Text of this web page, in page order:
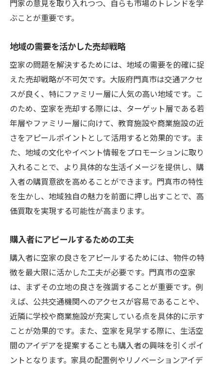
門家の意見を取り入れつつ、自らも市場のトレンドを学
ぶことが重要です。
地域の需要を活かした売却戦略
空家の問題を解決するためには、地域の需要を的確に捉
えた売却戦略が不可欠です。大阪府門真市は交通アクセ
スが良く、特にファミリー層に人気の高い地域です。こ
のため、空家を売却する際には、ターゲット層である若
年層やファミリー層に向けて、教育施設や商業施設の近
さをアピールポイントとして活用すると効果的です。ま
た、地域の文化やイベント情報をプロモーションに取り
入れることで、より具体的な生活イメージを提供し、購
入者の購買意欲を高めることができます。門真市の特性
を生かし、地域独自の魅力を前面に押し出すことで、高
価買取を実現する可能性が高まります。
購入者にアピールするための工夫
購入者に空家の良さをアピールするためには、物件の特
徴を最大限に活かした工夫が必要です。門真市の空家
は、まずその立地の良さを強調することが重要です。例
えば、公共交通機関へのアクセスが容易であることや、
近隣に学校や商業施設が充実している点を具体的に示す
ことが効果的です。また、空家を見学する際に、生活空
間のアイデアを提案することも購入者の興味を引くポイ
ントとなります。家具の配置例やリノベーションアイデ